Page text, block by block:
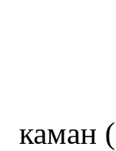
каман